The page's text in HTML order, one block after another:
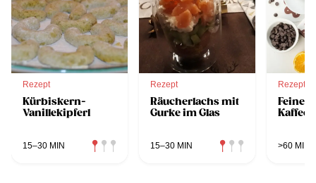
Rezept
Kürbiskern-
Vanillekipferl
15–30 MIN
Rezept
Räucherlachs mit
Gurke im Glas
15–30 MIN
Rezept
Feines
>60 MIN